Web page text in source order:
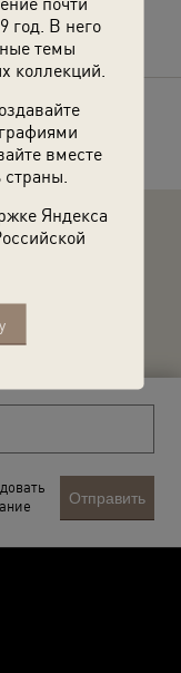
год. В него
темы
коллекций.
вместе
Яндекса
колес»
фото
Отправить